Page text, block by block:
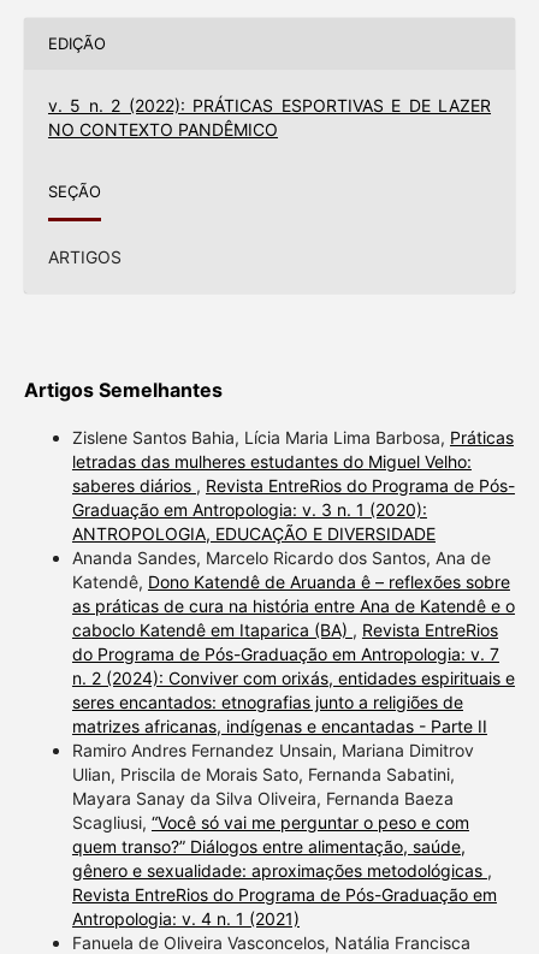
EDIÇÃO
v. 5 n. 2 (2022): PRÁTICAS ESPORTIVAS E DE LAZER
NO CONTEXTO PANDÊMICO
SEÇÃO
ARTIGOS
Artigos Semelhantes
Zislene Santos Bahia, Lícia Maria Lima Barbosa, Práticas
letradas das mulheres estudantes do Miguel Velho:
saberes diários , Revista EntreRios do Programa de Pós-
Graduação em Antropologia: v. 3 n. 1 (2020):
ANTROPOLOGIA, EDUCAÇÃO E DIVERSIDADE
Ananda Sandes, Marcelo Ricardo dos Santos, Ana de
Katendê, Dono Katendê de Aruanda ê – reflexões sobre
as práticas de cura na história entre Ana de Katendê e o
caboclo Katendê em Itaparica (BA) , Revista EntreRios
do Programa de Pós-Graduação em Antropologia: v. 7
n. 2 (2024): Conviver com orixás, entidades espirituais e
seres encantados: etnografias junto a religiões de
matrizes africanas, indígenas e encantadas - Parte II
Ramiro Andres Fernandez Unsain, Mariana Dimitrov
Ulian, Priscila de Morais Sato, Fernanda Sabatini,
Mayara Sanay da Silva Oliveira, Fernanda Baeza
Scagliusi, “Você só vai me perguntar o peso e com
quem transo?” Diálogos entre alimentação, saúde,
gênero e sexualidade: aproximações metodológicas ,
Revista EntreRios do Programa de Pós-Graduação em
Antropologia: v. 4 n. 1 (2021)
Fanuela de Oliveira Vasconcelos, Natália Francisca